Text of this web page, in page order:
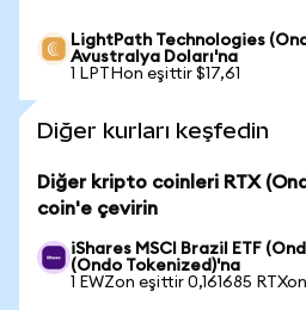
LightPath Technologies
Avustralya Doları'na
1 LPTHon eşittir $17,61
Diğer kurları keşfedin
Diğer kripto coinleri RTX
coin'e çevirin
iShares MSCI Brazil ETF
(Ondo Tokenized)'na
1 EWZon eşittir 0,161685 RTXon